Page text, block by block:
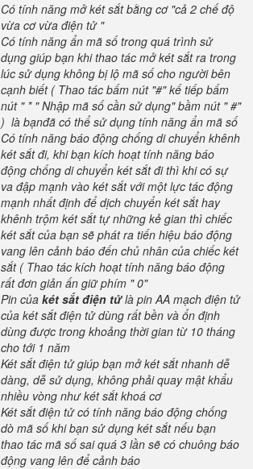
Có tính năng mở két sắt bằng cơ "cả 2 chế độ
vừa cơ vừa điện tử "
Có tính năng ẩn mã số trong quá trình sử
dụng giúp bạn khi thao tác mở két sắt ra trong
lúc sử dụng không bị lộ mã số cho người bên
cạnh biết ( Thao tác bấm nút "#" kế tiếp bấm
nút " * " Nhập mã số cần sử dụng" bầm nút " #"
) là bạnđã có thể sử dụng tính năng ẩn mã số
Có tính năng báo động chống di chuyển khênh
két sắt đi, khi bạn kích hoạt tính năng báo
động chống di chuyển két sắt đi thì khi có sự
va đập mạnh vào két sắt với một lực tác động
mạnh nhất định để dịch chuyển két sắt hay
khênh trộm két sắt tự những kẻ gian thì chiếc
két sắt của bạn sẽ phát ra tiến hiệu báo động
vang lên cảnh báo đến chủ nhân của chiếc két
sắt ( Thao tác kích hoạt tính năng báo động
rất đơn giản ấn giữ phím " 0"
Pin của két sắt điện tửlà pin AA mạch điện tử
của két sắt điện tử dùng rất bền và ổn định
dùng được trong khoảng thời gian từ 10 tháng
cho tới 1 năm
Két sắt điện tử giúp bạn mở két sắt nhanh dễ
dàng, dễ sử dụng, không phải quay mật khẩu
nhiều vòng như két sắt khoá cơ
Két sắt điện tử có tính năng báo động chống
dò mã số khi bạn sử dụng két sắt nếu bạn
thao tác mã số sai quá 3 lần sẽ có chuông báo
động vang lên để cảnh báo